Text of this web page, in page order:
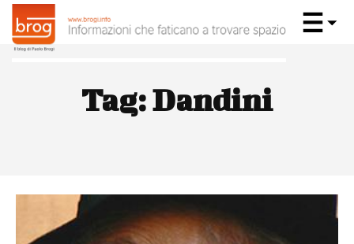
Tag:Dandini